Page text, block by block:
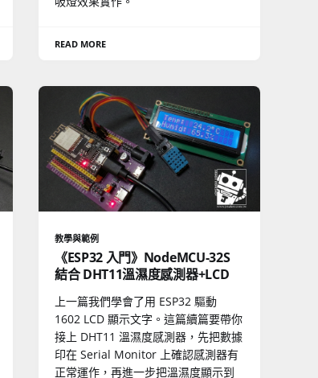
READ MORE
教學與範例
《ESP32 入門》NodeMCU-32S
結合 DHT11溫濕度感測器+LCD
上一篇我們學會了用 ESP32 驅動
1602 LCD 顯示文字。這篇續篇要帶你
接上 DHT11 溫濕度感測器，先把數據
印在 Serial Monitor 上確認感測器有
正常運作，再進一步把溫濕度顯示到